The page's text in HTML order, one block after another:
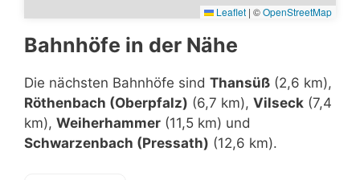
Leaflet | ©OpenStreetMap
Bahnhöfe in der Nähe
Die nächsten Bahnhöfe sind Thansüß (2,6 km),
Röthenbach (Oberpfalz) (6,7 km), Vilseck (7,4
km), Weiherhammer (11,5 km) und
Schwarzenbach (Pressath) (12,6 km).